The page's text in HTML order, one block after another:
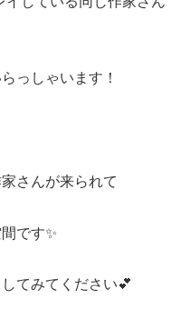
っしゃいます！
さんが来られて
です✨
てみてください💕